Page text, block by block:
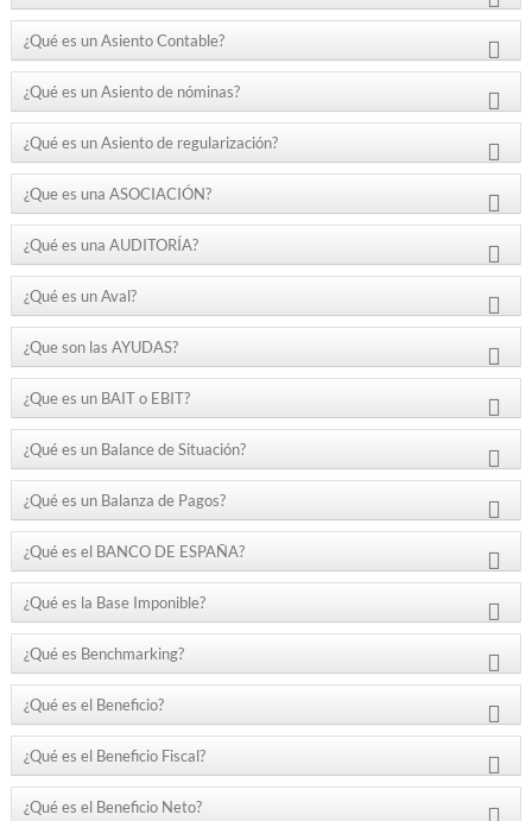
¿Qué es un Asiento Contable?
¿Qué es un Asiento de nóminas?
¿Qué es un Asiento de regularización?
¿Que es una ASOCIACIÓN?
¿Qué es una AUDITORÍA?
¿Qué es un Aval?
¿Que son las AYUDAS?
¿Que es un BAIT o EBIT?
¿Qué es un Balance de Situación?
¿Qué es un Balanza de Pagos?
¿Qué es el BANCO DE ESPAÑA?
¿Qué es la Base Imponible?
¿Qué es Benchmarking?
¿Qué es el Beneficio?
¿Qué es el Beneficio Fiscal?
¿Qué es el Beneficio Neto?